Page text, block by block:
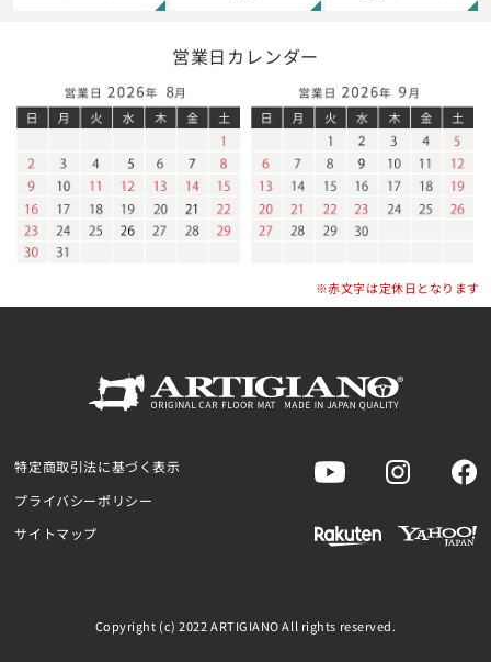
営業日カレンダー
※赤文字は定休日となります
特定商取引法に基づく表示
プライバシーポリシー
サイトマップ
Copyright (c) 2022 ARTIGIANO All rights reserved.